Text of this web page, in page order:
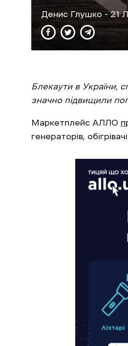
Денис Глушко - 21
Блекаути в України,
значно підвищили
Маркетплейс АЛЛО
генераторів,